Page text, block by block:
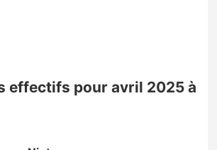
effectifs pour avril 2025 à